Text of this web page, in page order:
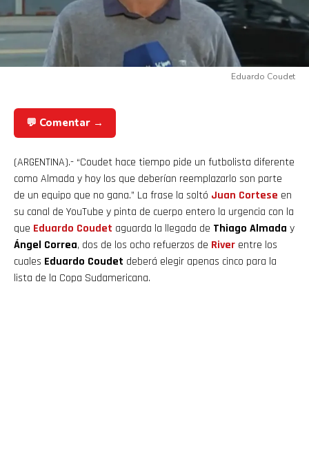
Eduardo Coudet
💬 Comentar →
(ARGENTINA).- “Coudet hace tiempo pide un futbolista diferente
como Almada y hoy los que deberían reemplazarlo son parte
de un equipo que no gana.” La frase la soltó Juan Cortese en
su canal de YouTube y pinta de cuerpo entero la urgencia con la
que Eduardo Coudet aguarda la llegada de Thiago Almada y
Ángel Correa, dos de los ocho refuerzos de River entre los
cuales Eduardo Coudet deberá elegir apenas cinco para la
lista de la Copa Sudamericana.